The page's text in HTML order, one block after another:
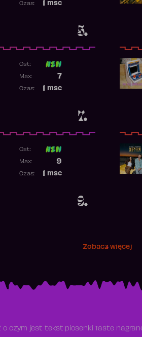
5.
msc
Czas:
7.
Ost:
7
Max:
msc
Czas:
9.
Ost:
9
Max:
msc
Czas:
Zobacz więcej
o czym jest tekst piosenki Taste